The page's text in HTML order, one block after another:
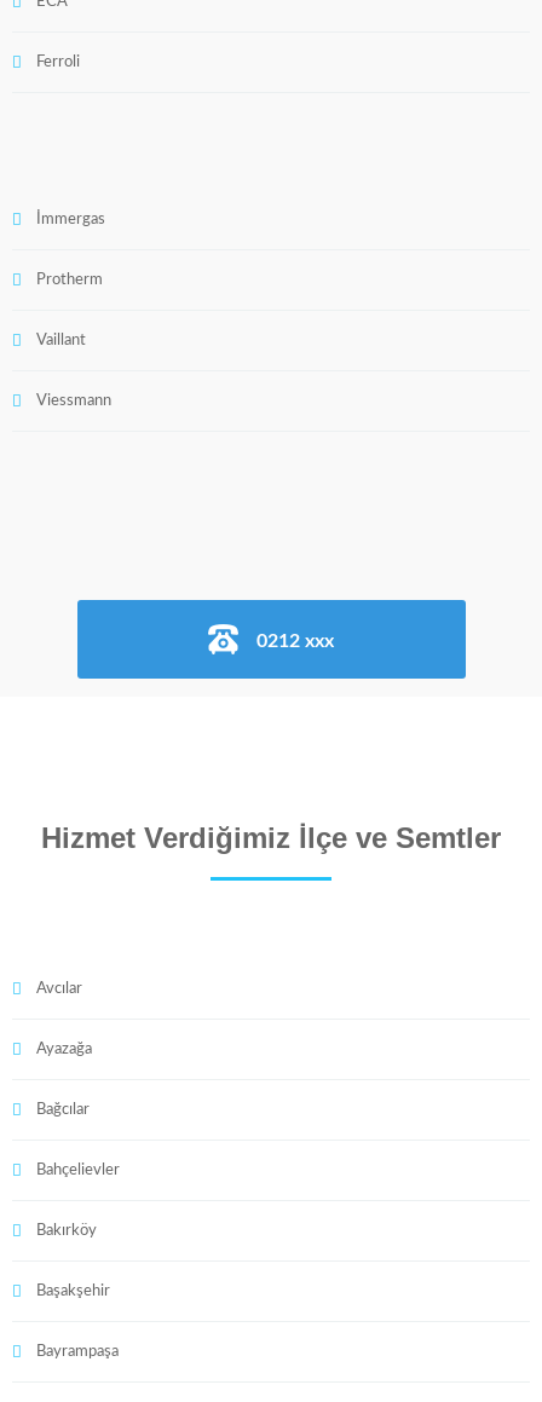
Ferroli
İmmergas
Protherm
Vaillant
Viessmann
0212 xxx
Hizmet Verdiğimiz İlçe ve Semtler
Avcılar
Ayazağa
Bağcılar
Bahçelievler
Bakırköy
Başakşehir
Bayrampaşa